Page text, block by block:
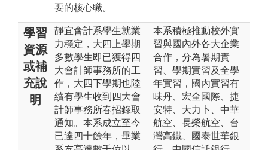
要的核心職。
學習
資源
或補
充說
明
靜宜會計系學生就業
力穩定，大四上學期
多數學生即已獲得四
大會計師事務所的工
作，大四下學期也陸
續有學生收到四大會
計師事務所春招錄取
通知。本系成立至今
已達四十餘年，畢業
本系積極推動校外實
習與國內外各大企業
合作，分為暑期實
習、學期實習及全學
年實習，國內實習有
味丹、宏全國際、捷
安特、大力卜、中華
航空、長榮航空、台
灣高鐵、國泰世華銀